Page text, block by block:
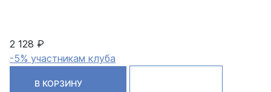
2 128 ₽
-5% участникам клуба
В КОРЗИНУ